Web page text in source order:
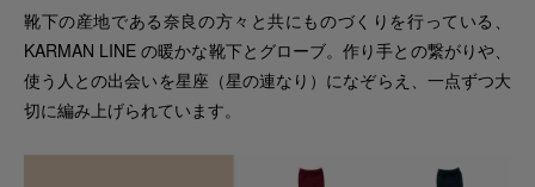
靴下の産地である奈良の方々と共にものづくりを行っている、
KARMAN LINE の暖かな靴下とグローブ。作り手との繋がりや、
使う人との出会いを星座（星の連なり）になぞらえ、一点ずつ大
切に編み上げられています。